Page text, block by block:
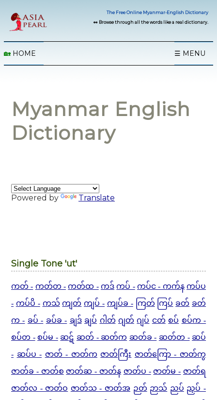
The Free Online Myanmar-English Dictionary
👀 Browse through all the words like a real dictionary.
🏡 HOME ☰ MENU
Myanmar English
Dictionary
Powered by Translate
Single Tone 'ut'
ကတ် - ကတ်တ - ကတ်ထ - ကဒ် ကပ် - ကပ်င - ကက်န ကပ်ပ
- ကပ်ပိ - ကသ် ကျတ် ကျပ် - ကျပ်ခ - ကြတ် ကြပ် ခတ် ခတ်
က - ခပ် - ခပ်ခ - ချဒ် ချပ် ဂါတ် ဂျတ် ဂျပ် ငတ် စပ် စပ်က -
စပ်တ - စပ်မ - ဆဋ် ဆတ် - ဆတ်က ဆတ်ခ - ဆတ်တ - ဆပ်
- ဆပ်ပ - ဇာတ် - ဇာတ်က ဇာတ်ကြီး ဇာတ်ကြော - ဇာတ်ကွ
ဇာတ်ခ - ဇာတ်စ ဇာတ်ဆ - ဇာတ်န ဇာတ်ပ - ဇာတ်မ - ဇာတ်ရ
ဇာတ်လ - ဇာတ်ဝ ဇာတ်သ - ဇာတ်အ ဉတ် ဉာသ် ညပ် ညှပ် -